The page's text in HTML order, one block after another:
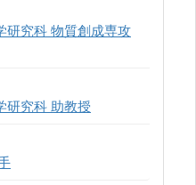
研究科 物質創成専攻
研究科 助教授